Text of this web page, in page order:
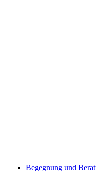
Begegnung und